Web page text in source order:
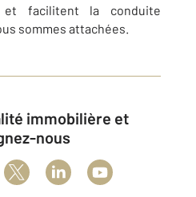
et facilitent la conduite
sommes attachées.
nous